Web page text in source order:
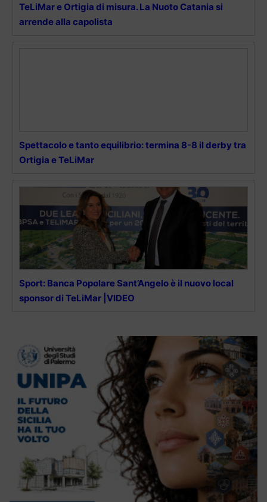
TeLiMar e Ortigia di misura. La Nuoto Catania si
arrende alla capolista
Spettacolo e tanto equilibrio: termina 8-8 il derby tra
Ortigia e TeLiMar
Sport: Banca Popolare Sant’Angelo è il nuovo local
sponsor di TeLiMar |VIDEO